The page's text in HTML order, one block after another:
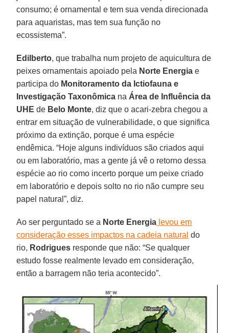
consumo; é ornamental e tem sua venda direcionada
para aquaristas, mas tem sua função no
ecossistema”.
Edilberto, que trabalha num projeto de aquicultura de
peixes ornamentais apoiado pela Norte Energia e
participa do Monitoramento da Ictiofauna e
Investigação Taxonômica na Área de Influência da
UHE de Belo Monte, diz que o acari-zebra chegou a
entrar em situação de vulnerabilidade, o que significa
próximo da extinção, porque é uma espécie
endêmica. “Hoje alguns indivíduos são criados aqui
ou em laboratório, mas a gente já vê o retorno dessa
espécie ao rio como incerto porque um peixe criado
em laboratório e depois solto no rio não cumpre seu
papel natural”, diz.
Ao ser perguntado se a Norte Energia levou em
consideração esses impactos na cadeia natural do
rio, Rodrigues responde que não: “Se qualquer
estudo fosse realmente levado em consideração,
então a barragem não teria acontecido”.